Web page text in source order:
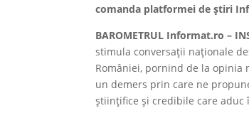
comanda platformei de știri
BAROMETRUL Informat.ro –
stimula conversații naționale
României, pornind de la
un demers prin care ne
științifice și credibile care